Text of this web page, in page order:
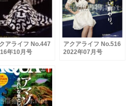
アライフ No.447
年10月号
アクアライフ No.516
2022年07月号